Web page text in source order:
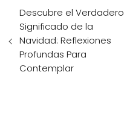
Descubre el Verdadero
Significado de la
Navidad: Reflexiones
Profundas Para
Contemplar